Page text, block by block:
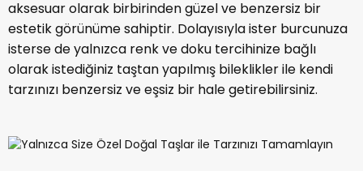
aksesuar olarak birbirinden güzel ve benzersiz bir
estetik görünüme sahiptir. Dolayısıyla ister burcunuza
isterse de yalnızca renk ve doku tercihinize bağlı
olarak istediğiniz taştan yapılmış bileklikler ile kendi
tarzınızı benzersiz ve eşsiz bir hale getirebilirsiniz.